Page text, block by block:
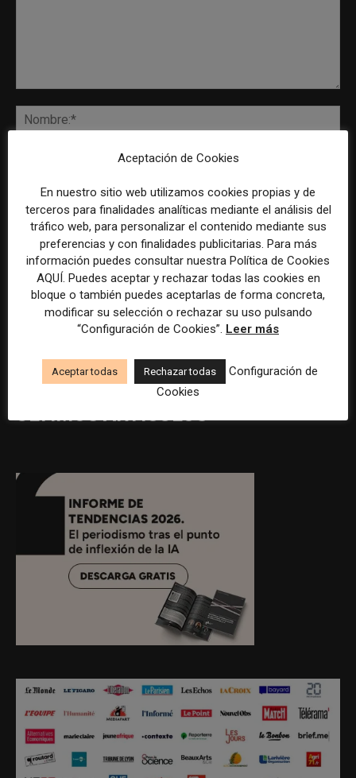
Guardar mis datos para la próxima vez que comente
Recibir un correo electrónico con los siguientes comentarios a esta
entrada.
Recibir un correo electrónico con cada nueva entrada.
ÚLTIMOS ARTÍCULOS
Aceptación de Cookies
En nuestro sitio web utilizamos cookies propias y de
terceros para finalidades analíticas mediante el análisis del
tráfico web, para personalizar el contenido mediante sus
preferencias y con finalidades publicitarias. Para más
información puedes consultar nuestra Política de Cookies
AQUÍ. Puedes aceptar y rechazar todas las cookies en
bloque o también puedes aceptarlas de forma concreta,
modificar su selección o rechazar su uso pulsando
“Configuración de Cookies”. Leer más
Aceptar todas Rechazar todas
Configuración de
Cookies